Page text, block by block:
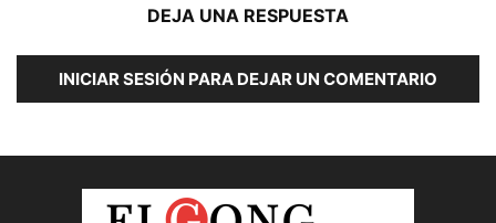
DEJA UNA RESPUESTA
INICIAR SESIÓN PARA DEJAR UN COMENTARIO